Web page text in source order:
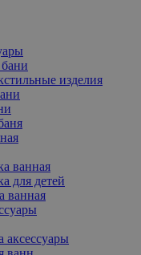
изделия
ванная
для детей
ванная
аксессуары